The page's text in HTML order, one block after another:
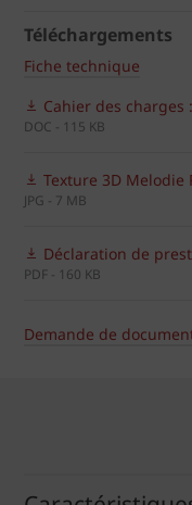
Téléchargements
Fiche technique
Cahier des charges
DOC - 115 KB
Texture 3D Melodie
JPG - 7 MB
Déclaration de
PDF - 160 KB
Demande de